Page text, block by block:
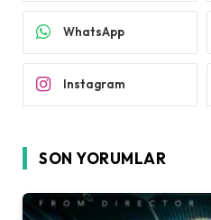
WhatsApp
Instagram
SON YORUMLAR